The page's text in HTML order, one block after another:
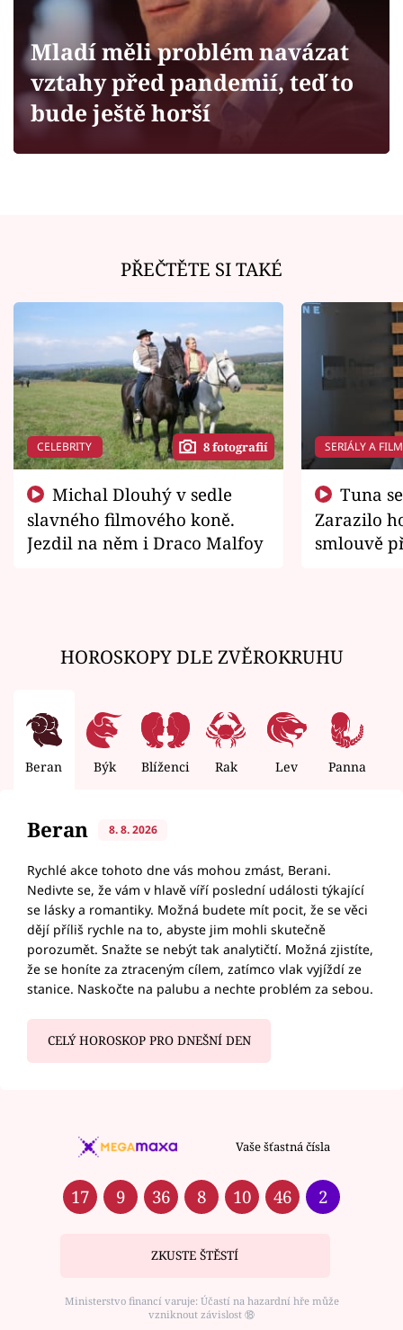
Sledujte prima+
Filmový festival Karlovy Vary
Pořady
Sledujte nás
Mladí měli problém navázat
vztahy před pandemií, teď to
bude ještě horší
PŘEČTĚTE SI TAKÉ
CELEBRITY 8 fotografií
slavného filmového koně.
Jezdil na něm i Draco Malfoy
SERIÁLY A
Zarazilo
smlouvě
HOROSKOPY DLE ZVĚROKRUHU
Beran Býk Blíženci Rak Lev Panna
Beran 8. 8. 2026
Rychlé akce tohoto dne vás mohou zmást, Berani.
Nedivte se, že vám v hlavě víří poslední události týkající
se lásky a romantiky. Možná budete mít pocit, že se věci
dějí příliš rychle na to, abyste jim mohli skutečně
porozumět. Snažte se nebýt tak analytičtí. Možná zjistíte,
že se honíte za ztraceným cílem, zatímco vlak vyjíždí ze
stanice. Naskočte na palubu a nechte problém za sebou.
CELÝ HOROSKOP PRO DNEŠNÍ DEN
Vaše šťastná čísla
17 9 36 8 10 46 2
ZKUSTE ŠTĚSTÍ
Ministerstvo financí varuje: Účastí na hazardní hře může
vzniknout závislost ⑱